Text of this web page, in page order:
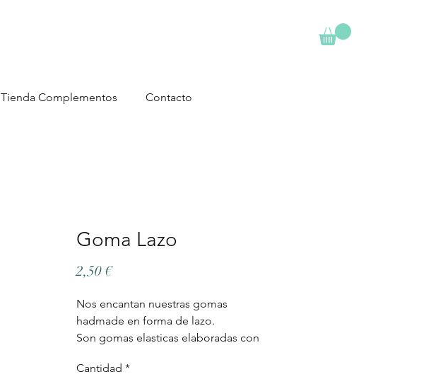
Tienda Complementos Contacto
Goma Lazo
2,50 €Precio
Nos encantan nuestras gomas
hadmade en forma de lazo.
Son gomas elasticas elaboradas con
tipo de cabello, resistentes y comodas.
Cantidad *